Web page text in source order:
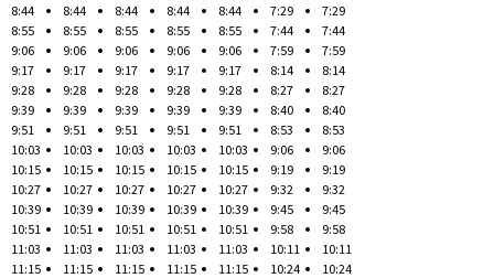
8:44
8:55
9:06
9:17
9:28
9:39
9:51
10:03
10:15
10:27
10:39
10:51
11:03
11:15
8:44
8:55
9:06
9:17
9:28
9:39
9:51
10:03
10:15
10:27
10:39
10:51
11:03
11:15
8:44
8:55
9:06
9:17
9:28
9:39
9:51
10:03
10:15
10:27
10:39
10:51
11:03
11:15
8:44
8:55
9:06
9:17
9:28
9:39
9:51
10:03
10:15
10:27
10:39
10:51
11:03
11:15
8:44
8:55
9:06
9:17
9:28
9:39
9:51
10:03
10:15
10:27
10:39
10:51
11:03
11:15
7:29
7:44
7:59
8:14
8:27
8:40
8:53
9:06
9:19
9:32
9:45
9:58
10:11
10:24
7:29
7:44
7:59
8:14
8:27
8:40
8:53
9:06
9:19
9:32
9:45
9:58
10:11
10:24